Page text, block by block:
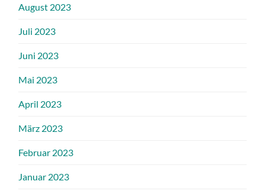
August 2023
Juli 2023
Juni 2023
Mai 2023
April 2023
März 2023
Februar 2023
Januar 2023